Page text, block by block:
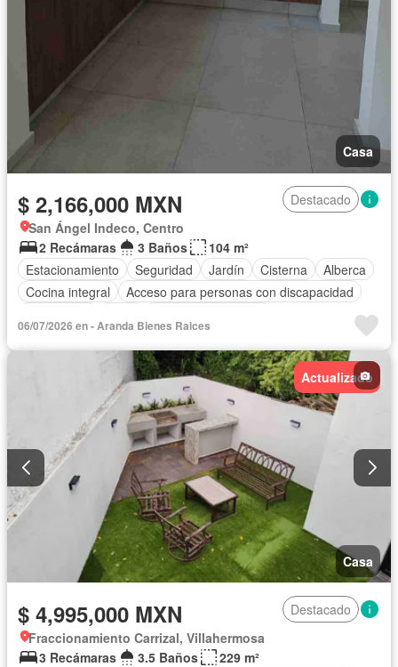
Casa
$ 2,166,000 MXN
Destacado
San Ángel Indeco, Centro
2 Recámaras
3 Baños
104 m²
Estacionamiento
Seguridad Jardín Cisterna
Alberca
Cocina integral
Acceso para personas con discapacidad
Permite mascotas
Permite niños
06/07/2026 en - Aranda Bienes Raices
Actualizado
Casa
$ 4,995,000 MXN
Destacado
Fraccionamiento Carrizal, Villahermosa
3 Recámaras
3.5 Baños
229 m²